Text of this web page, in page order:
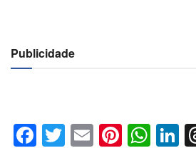
Publicidade
Facebook
Twitter
Email